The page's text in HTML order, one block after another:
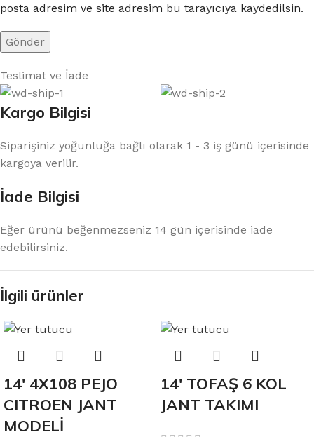
posta adresim ve site adresim bu tarayıcıya kaydedilsin.
Teslimat ve İade
Kargo Bilgisi
Siparişiniz yoğunluğa bağlı olarak 1 - 3 iş günü içerisinde
kargoya verilir.
İade Bilgisi
Eğer ürünü beğenmezseniz 14 gün içerisinde iade
edebilirsiniz.
İlgili ürünler
14′ 4X108 PEJO
CITROEN JANT
MODELİ
14′ TOFAŞ 6 KOL
JANT TAKIMI